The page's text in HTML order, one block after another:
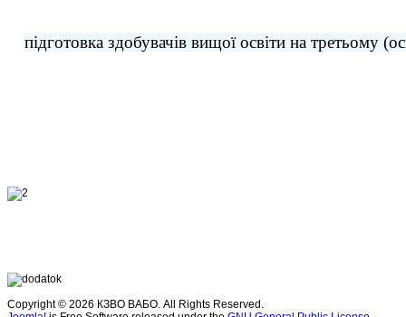
підготовка здобувачів вищої освіти на третьому
Copyright © 2026 КЗВО ВАБО. All Rights Reserved.